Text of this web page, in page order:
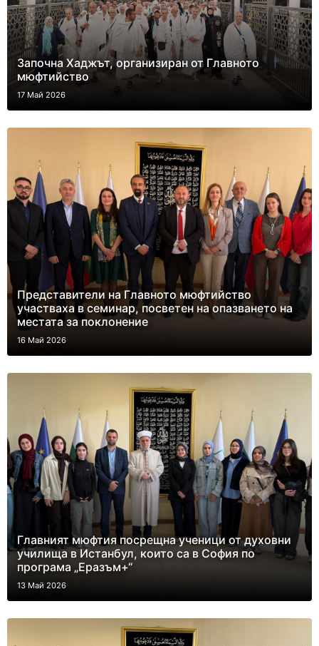
Започна Хаджът, организиран от Главното
мюфтийство
17 Май 2026
Представители на Главното мюфтийство
участваха в семинар, посветен на опазването на
местата за поклонение
16 Май 2026
Главният мюфтия посрещна ученици от духовни
училища в Истанбул, които са в София по
програма „Еразъм+“
13 Май 2026